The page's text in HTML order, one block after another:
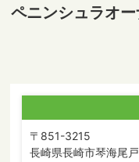
ペニンシュラオ
〒851-3215
長崎県長崎市琴海尾